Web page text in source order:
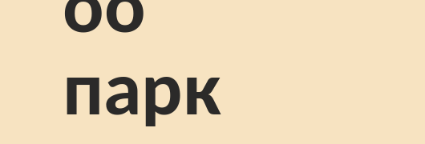
парк